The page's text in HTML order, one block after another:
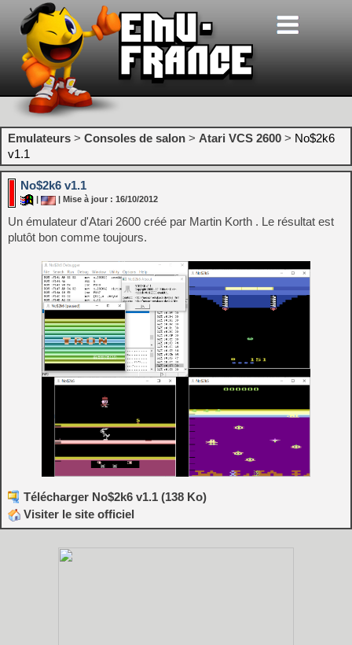
Emulateurs > Consoles de salon > Atari VCS 2600 > No$2k6
v1.1
No$2k6 v1.1
| Mise à jour : 16/10/2012
Un émulateur d'Atari 2600 créé par Martin Korth . Le résultat est
plutôt bon comme toujours.
Télécharger No$2k6 v1.1 (138 Ko)
Visiter le site officiel